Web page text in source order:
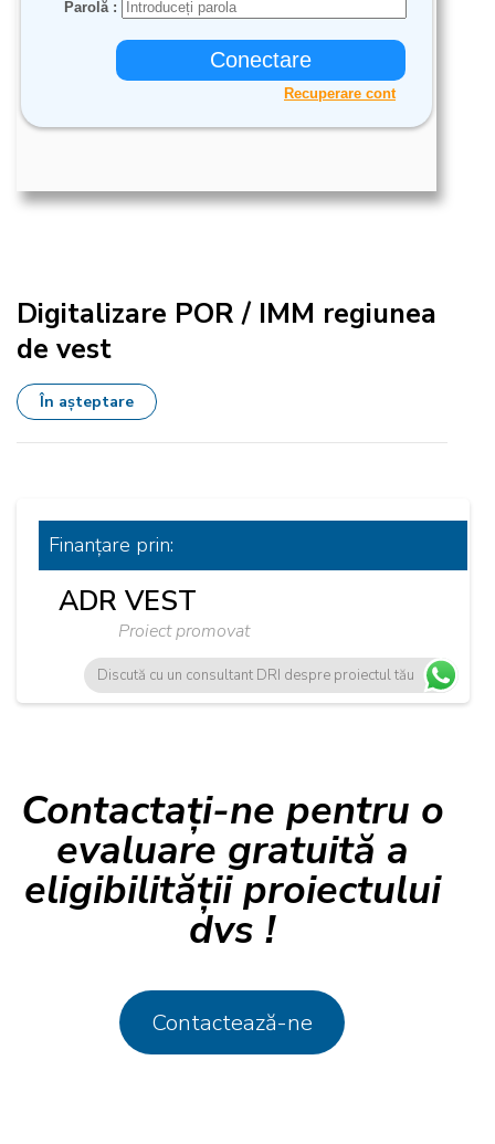
Digitalizare POR / IMM regiunea
de vest
În așteptare
Finanțare prin:
ADR VEST
Proiect promovat
Discută cu un consultant DRI despre proiectul tău
Contactați-ne pentru o
evaluare gratuită a
eligibilității proiectului
dvs !
Contactează-ne